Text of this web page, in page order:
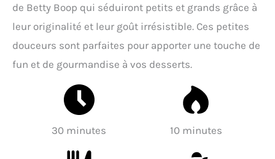
de Betty Boop qui séduiront petits et grands grâce à
leur originalité et leur goût irrésistible. Ces petites
douceurs sont parfaites pour apporter une touche de
fun et de gourmandise à vos desserts.
30 minutes 10 minutes